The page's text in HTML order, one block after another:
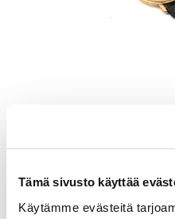
Tämä sivusto käyttää
Käytämme evästeitä
Tarjous: 480 € (2)
Johtava huuto:juuco50